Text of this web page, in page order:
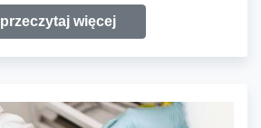
przeczytaj więcej